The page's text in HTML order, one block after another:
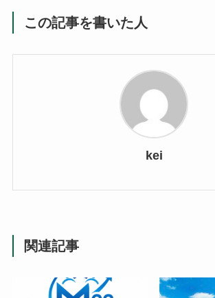
この記事を書いた人
kei
関連記事